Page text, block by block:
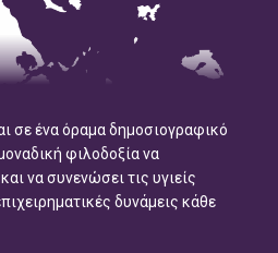
σε ένα όραμα δημοσιογραφικό
φιλοδοξία να
να συνενώσει τις υγιείς
δυνάμεις κάθε